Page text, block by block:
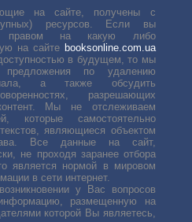
на сайте, получены с
ресурсов. Если вы
правом на какую либо
на сайте booksonline.com.ua
в будущем, то мы
предложения по удалению
а также обсудить
разрешающих
Мы не отслеживаем
которые самостоятельно
являющиеся объектом
Все данные на сайт,
не проходя заранее отбора
является нормой в мировом
в сети интернет.
у Вас вопросов
размещенную на
которой Вы являетесь,